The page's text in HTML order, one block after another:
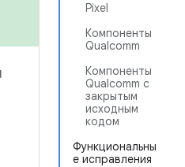
Pixel
Компоненты
Qualcomm
Компоненты
Qualcomm с
закрытым
исходным
кодом
Функциональны
е исправления